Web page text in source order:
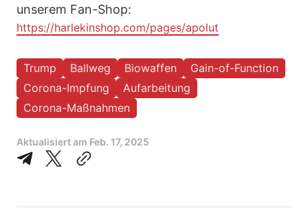
unserem Fan-Shop:
https://harlekinshop.com/pages/apolut
Trump Ballweg Biowaffen
Gain-of-Function
Corona-Impfung
Aufarbeitung
Corona-Maßnahmen
Aktualisiert am Feb. 17, 2025